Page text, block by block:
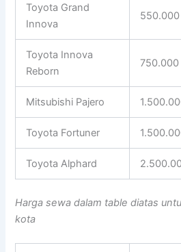
Toyota Grand
Innova
550.000
Toyota Innova
Reborn
750.000
Mitsubishi Pajero
Toyota Fortuner
Toyota Alphard
Harga sewa dalam table diatas
kota